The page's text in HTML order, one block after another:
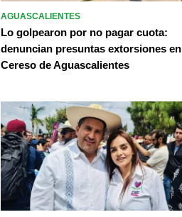
AGUASCALIENTES
Lo golpearon por no pagar cuota:
denuncian presuntas extorsiones en
Cereso de Aguascalientes